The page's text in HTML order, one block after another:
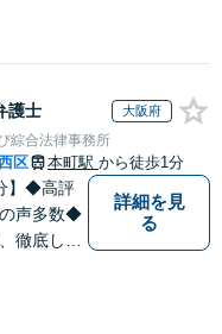
護士 大阪府
綜合法律事務所
区 本町駅 から徒歩1分
】◆高評
声多数◆
徹底して
詳細を見
る